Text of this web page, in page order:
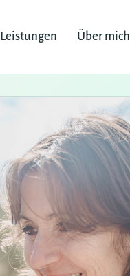
Leistungen Über mich